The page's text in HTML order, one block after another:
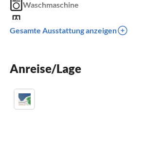
Waschmaschine
Gesamte Ausstattung anzeigen
Anreise/Lage